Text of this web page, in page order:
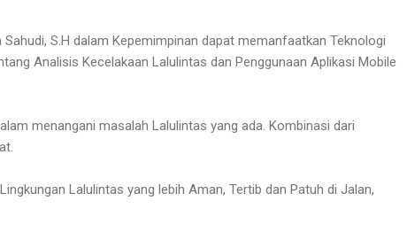
S.H dalam Kepemimpinan dapat memanfaatkan Teknologi
Analisis Kecelakaan Lalulintas dan Penggunaan Aplikasi Mobile
menangani masalah Lalulintas yang ada. Kombinasi dari
Lalulintas yang lebih Aman, Tertib dan Patuh di Jalan,